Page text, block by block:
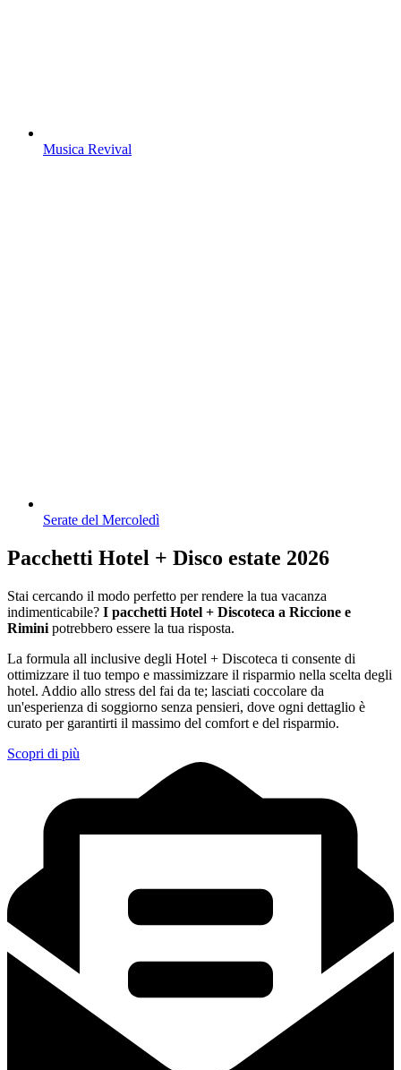
Musica Revival
Serate del Mercoledì
Pacchetti Hotel + Disco estate 2026
Stai cercando il modo perfetto per rendere la tua vacanza
indimenticabile? I pacchetti Hotel + Discoteca a Riccione e
Rimini potrebbero essere la tua risposta.
La formula all inclusive degli Hotel + Discoteca ti consente di
ottimizzare il tuo tempo e massimizzare il risparmio nella scelta degli
hotel. Addio allo stress del fai da te; lasciati coccolare da
un'esperienza di soggiorno senza pensieri, dove ogni dettaglio è
curato per garantirti il massimo del comfort e del risparmio.
Scopri di più